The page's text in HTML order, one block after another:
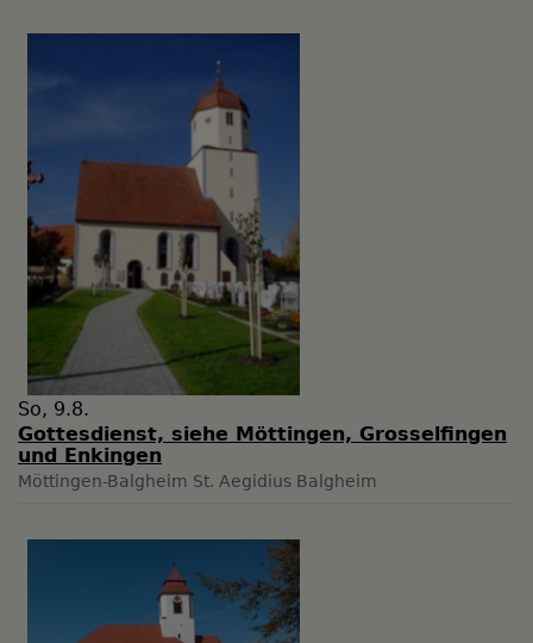
So, 9.8.
Gottesdienst, siehe Möttingen, Grosselfingen
und Enkingen
Möttingen-Balgheim St. Aegidius Balgheim